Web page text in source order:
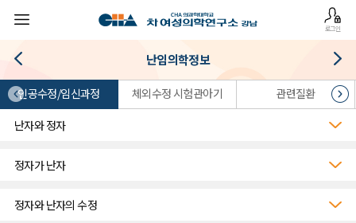
로그인
난임의학정보
인공수정/임신과정 체외수정 시험관아기
관련질환
난자와 정자
정자가 난자
정자와 난자의 수정